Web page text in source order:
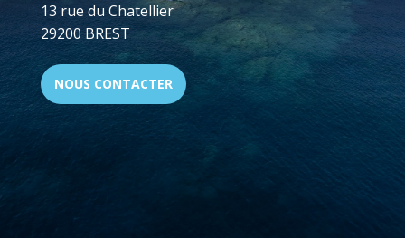
13 rue du Chatellier
29200 BREST
NOUS CONTACTER